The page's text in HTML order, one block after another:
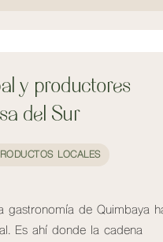
y productores
del Sur
LOCALES
gastronomía de Quimbaya
Es ahí donde la cadena